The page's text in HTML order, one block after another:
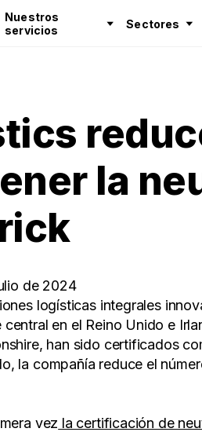
Nuestros
servicios
Sectores
la
de 2024
logísticas integrales
en el Reino Unido e
han sido certificados
la compañía reduce el
vez la certificación de